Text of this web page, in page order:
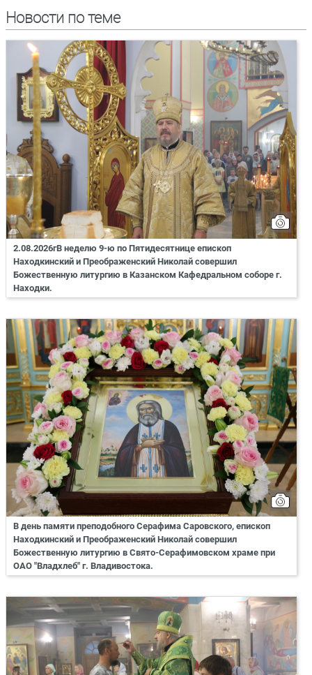
Новости по теме
2.08.2026гВ неделю 9-ю по Пятидесятнице епископ
Находкинский и Преображенский Николай совершил
Божественную литургию в Казанском Кафедральном соборе г.
Находки.
В день памяти преподобного Серафима Саровского, епископ
Находкинский и Преображенский Николай совершил
Божественную литургию в Свято-Серафимовском храме при
ОАО "Владхлеб" г. Владивостока.